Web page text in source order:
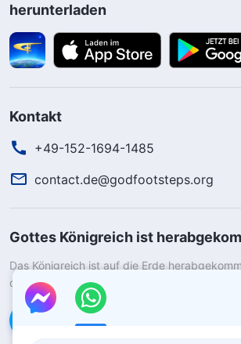
herunterladen
Kontakt
+49-152-1694-1485
contact.de@godfootsteps.org
Gottes Königreich ist
Das Königreich ist auf die Erde
das Königreich Gottes betreten?
Kontaktiere uns über WhatsApp